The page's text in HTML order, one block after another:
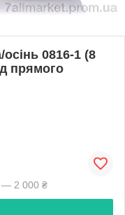
осінь 0816-1 (8
прямого
— 2 000 ₴